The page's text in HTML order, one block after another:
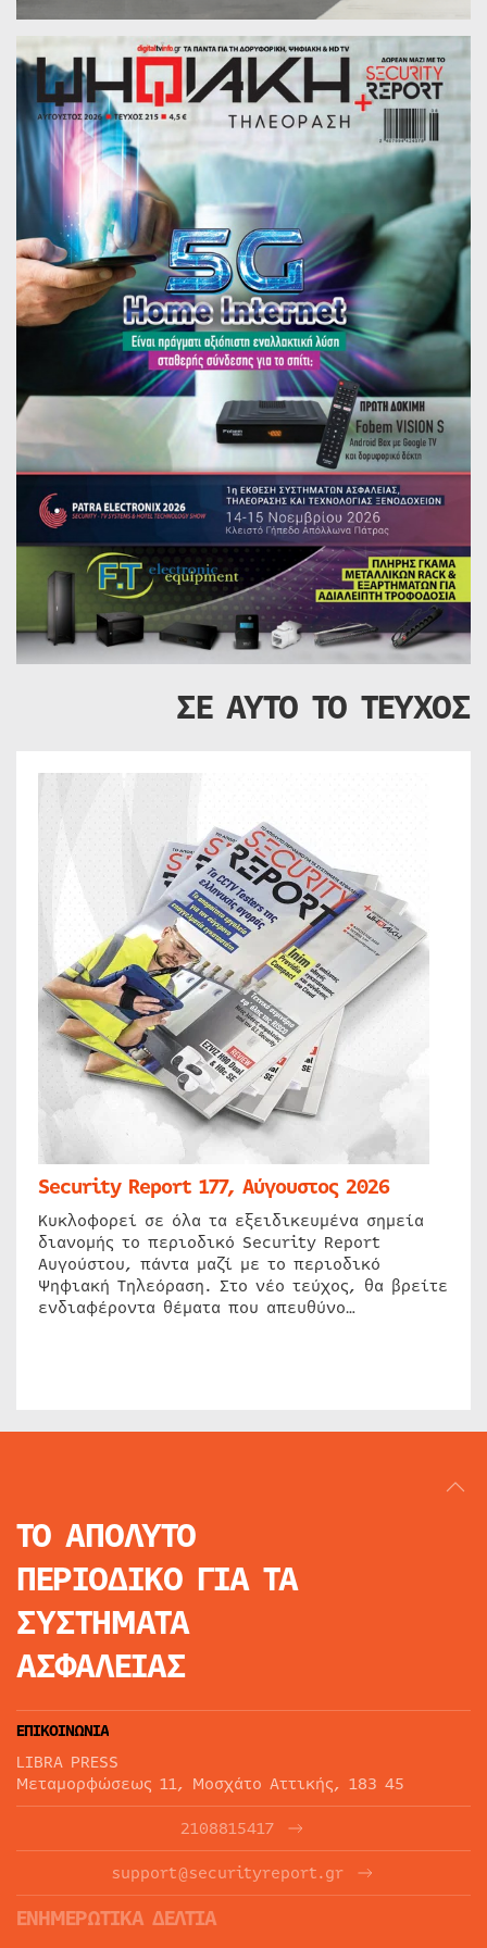
ΣΕ ΑΥΤΟ ΤΟ ΤΕΥΧΟΣ
Security Report 177, Αύγουστος 2026
Κυκλοφορεί σε όλα τα εξειδικευμένα σημεία
διανομής το περιοδικό Security Report
Αυγούστου, πάντα μαζί με το περιοδικό
Ψηφιακή Τηλεόραση. Στο νέο τεύχος, θα βρείτε
ενδιαφέροντα θέματα που απευθύνο…
ΤΟ ΑΠΟΛΥΤΟ
ΠΕΡΙΟΔΙΚΟ ΓΙΑ ΤΑ
ΣΥΣΤΗΜΑΤΑ
ΑΣΦΑΛΕΙΑΣ
ΕΠΙΚΟΙΝΩΝΙΑ
LIBRA PRESS
Μεταμορφώσεως 11, Μοσχάτο Αττικής, 183 45
2108815417
support@securityreport.gr
ΕΝΗΜΕΡΩΤΙΚΑ ΔΕΛΤΙΑ